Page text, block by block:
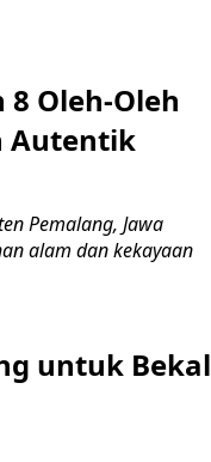
Oleh-Oleh
Autentik
Pemalang, Jawa
alam dan kekayaan
untuk Bekal